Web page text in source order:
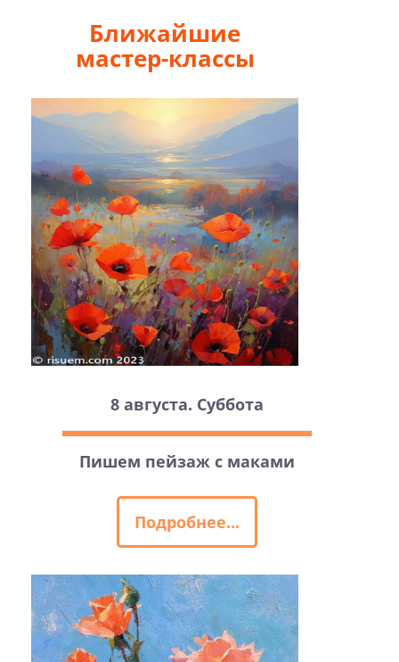
Ближайшие
мастер-классы
8 августа. Суббота
Пишем пейзаж с маками
Подробнее...